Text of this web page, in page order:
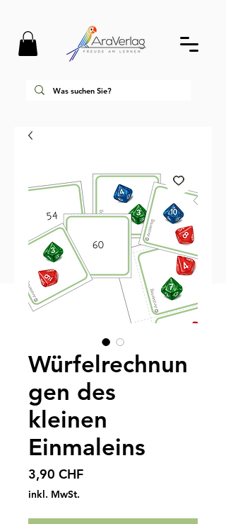
Würfelrechnun
gen des
kleinen
Einmaleins
3,90 CHFPreis
inkl. MwSt.